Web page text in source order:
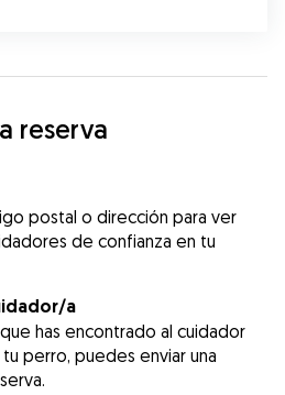
reserva
postal o dirección para ver
de confianza en tu
a
has encontrado al cuidador
perro, puedes enviar una